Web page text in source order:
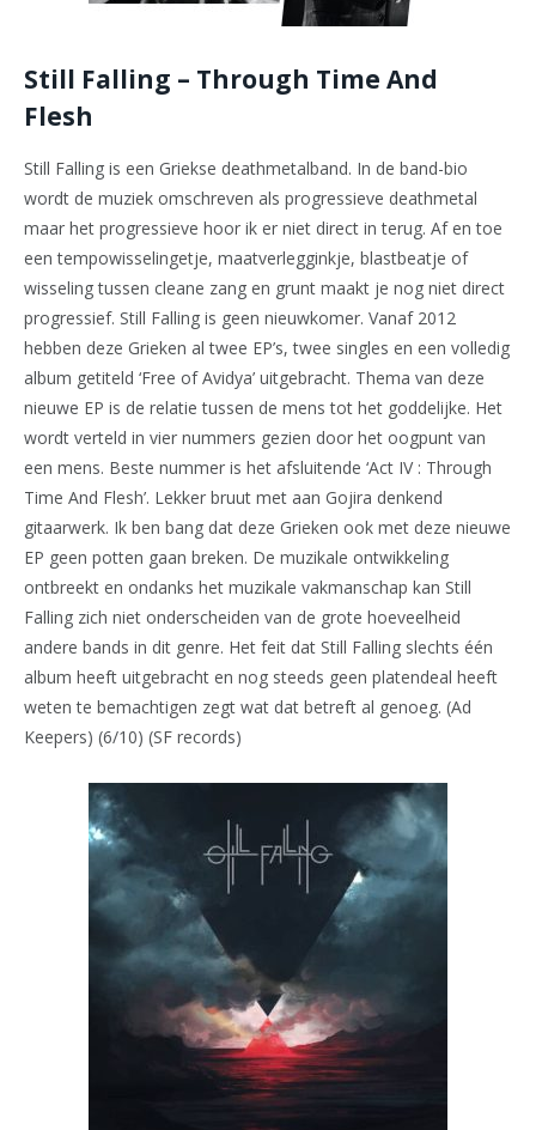
Still Falling – Through Time And
Flesh
Still Falling is een Griekse deathmetalband. In de band-bio
wordt de muziek omschreven als progressieve deathmetal
maar het progressieve hoor ik er niet direct in terug. Af en toe
een tempowisselingetje, maatverlegginkje, blastbeatje of
wisseling tussen cleane zang en grunt maakt je nog niet direct
progressief. Still Falling is geen nieuwkomer. Vanaf 2012
hebben deze Grieken al twee EP’s, twee singles en een volledig
album getiteld ‘Free of Avidya’ uitgebracht. Thema van deze
nieuwe EP is de relatie tussen de mens tot het goddelijke. Het
wordt verteld in vier nummers gezien door het oogpunt van
een mens. Beste nummer is het afsluitende ‘Act IV : Through
Time And Flesh’. Lekker bruut met aan Gojira denkend
gitaarwerk. Ik ben bang dat deze Grieken ook met deze nieuwe
EP geen potten gaan breken. De muzikale ontwikkeling
ontbreekt en ondanks het muzikale vakmanschap kan Still
Falling zich niet onderscheiden van de grote hoeveelheid
andere bands in dit genre. Het feit dat Still Falling slechts één
album heeft uitgebracht en nog steeds geen platendeal heeft
weten te bemachtigen zegt wat dat betreft al genoeg. (Ad
Keepers) (6/10) (SF records)